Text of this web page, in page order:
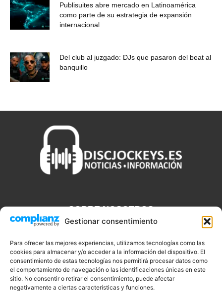
Gestionar consentimiento
Para ofrecer las mejores experiencias, utilizamos tecnologías como las
cookies para almacenar y/o acceder a la información del dispositivo. El
consentimiento de estas tecnologías nos permitirá procesar datos como
el comportamiento de navegación o las identificaciones únicas en este
sitio. No consentir o retirar el consentimiento, puede afectar
negativamente a ciertas características y funciones.
Publisuites abre mercado en Latinoamérica
como parte de su estrategia de expansión
internacional
Del club al juzgado: DJs que pasaron del beat al
banquillo
SOBRE NOSOTROS
que necesitas saber sobre noticias, novedades, tecnologías y
aplicaciones que te ayudaran a ser un mejor Djs.
SÍGUENOS